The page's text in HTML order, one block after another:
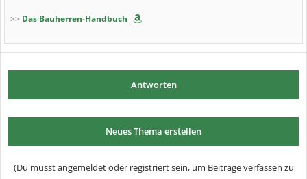
>> Das Bauherren-Handbuch
Antworten
Neues Thema erstellen
(Du musst angemeldet oder registriert sein, um Beiträge verfassen zu